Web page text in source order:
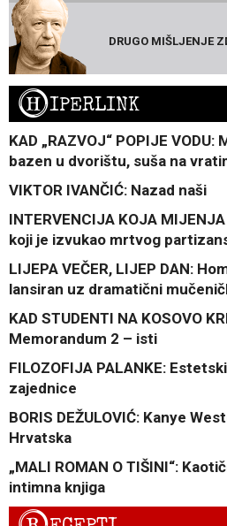
DRUGO MIŠLJENJE
HIPERLINK
KAD „RAZVOJ“ POPIJE
bazen u dvorištu, suša na
VIKTOR IVANČIĆ: Nazad naši
INTERVENCIJA KOJA
koji je izvukao mrtvog
LIJEPA VEČER, LIJEP DAN:
lansiran uz dramatični
KAD STUDENTI NA KOSOVO
Memorandum 2 – isti
FILOZOFIJA PALANKE:
zajednice
BORIS DEŽULOVIĆ: Kanye
Hrvatska
„MALI ROMAN O TIŠINI“:
intimna knjiga